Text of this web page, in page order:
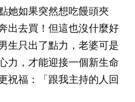
她如果突然想吃饅頭夾
出去買！但這也沒什麼好
生只出了點力，老婆可是
力，才能迎接一個新生命
祝福：「跟我主持的人回